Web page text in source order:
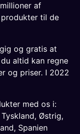
af
til de
og gratis at
altid kan regne
og priser. I 2022
med os i:
Tyskland, Østrig,
, Spanien